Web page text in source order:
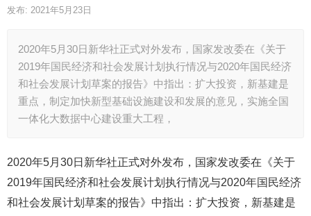
发布: 2021年5月23日
2020年5月30日新华社正式对外发布，国家发改委在《关于
2019年国民经济和社会发展计划执行情况与2020年国民经济
和社会发展计划草案的报告》中指出：扩大投资，新基建是
重点，制定加快新型基础设施建设和发展的意见，实施全国
一体化大数据中心建设重大工程，
2020年5月30日新华社正式对外发布，国家发改委在《关于
2019年国民经济和社会发展计划执行情况与2020年国民经济
和社会发展计划草案的报告》中指出：扩大投资，新基建是